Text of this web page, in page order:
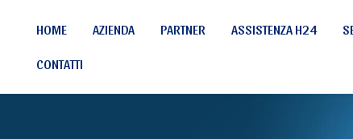
HOME AZIENDA PARTNER ASSISTENZA H24
CONTATTI